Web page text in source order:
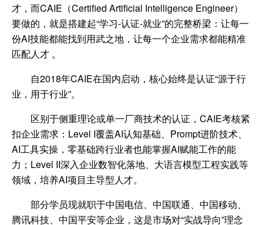
才，而CAIE （Certified Artificial Intelligence Engineer）
要做的，就是搭建起“学习-认证-就业”的完整桥梁： 让每一
份AI技能都能找到用武之地， 让每一个企业需求都能精准
匹配人才 。
自2018年CAIE在国内启动，核心始终是认证“源于行
业，用于行业”。
区别于侧重理论或单一厂商技术的认证， CAIE考核紧
扣企业需求： Level I覆盖AI认知基础、 Prompt进阶技术、
AI工具实操，零基础跨行业者也能掌握AI赋能工作的能
力； Level II深入企业数智化落地、大语言模型工程实践等
领域，培养AI项目主导型人才。
部分学员现就职于中国电信、中国联通、中国移动、
腾讯科技、中国平安等企业 ，这是市场对“实战导向”理念